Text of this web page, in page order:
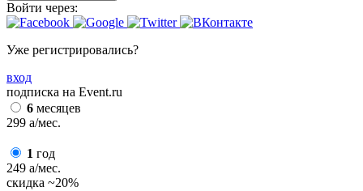
Войти через:
Уже регистрировались?
вход
подписка на Event.ru
6 месяцев
299 a/мес.
1 год
249 a/мес.
скидка ~20%